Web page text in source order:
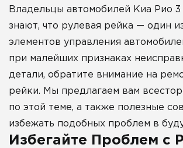
Владельцы автомобилей Киа Рио
знают, что рулевая рейка — один
элементов управления
при малейших признаках
детали, обратите внимание на
рейки. Мы предлагаем вам
по этой теме, а также полезные
избежать подобных проблем в
Избегайте Проблем с